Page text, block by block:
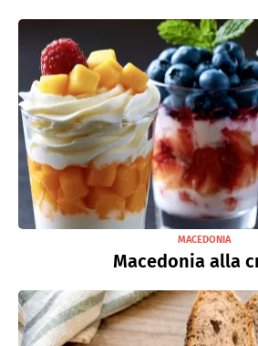
MACEDONIA
Macedonia alla